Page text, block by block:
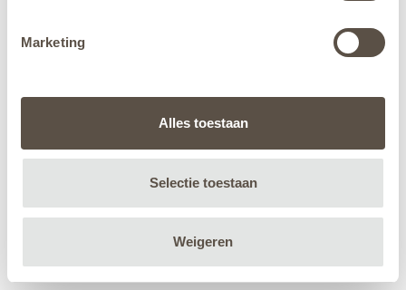
Marketing
Alles toestaan
Selectie toestaan
Weigeren